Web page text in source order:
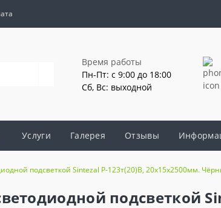
Время работы
Пн-Пт: с 9:00 до 18:00
Сб, Вс: выходной
Услуги Галерея Отзывы
подсветкой Sintezal P-123т(20)B, 20х15х2500мм.
подсветкой